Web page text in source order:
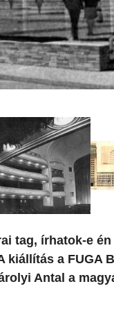
tag, írhatok-e
kiállítás a
Antal a